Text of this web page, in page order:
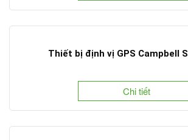
Thiết bị định vị GPS Campbell
Chi tiết